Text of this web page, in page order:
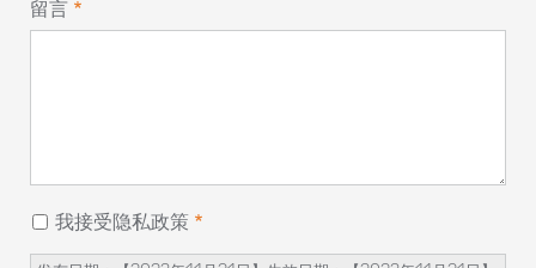
留言
我接受隐私政策